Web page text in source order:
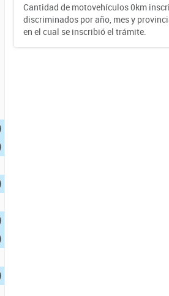
Cantidad de motovehículos 0km
discriminados por año, mes y
en el cual se inscribió el trámite.